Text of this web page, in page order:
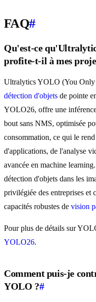
FAQ#
Qu'est-ce
profite-t-il à mes
Ultralytics YOLO (You Only
détection d'objets de pointe
YOLO26, offre une
bout sans NMS, optimisée
consommation, ce qui le
d'applications, de l'analyse
avancée en machine
détection d'objets dans les
privilégiée des entreprises et
capacités robustes de vision
Pour plus de détails sur
YOLO26.
Comment puis-je
YOLO ?#